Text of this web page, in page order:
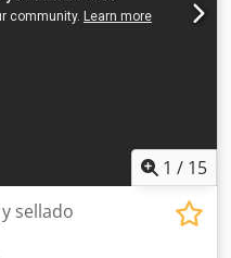
1 / 15
sellado